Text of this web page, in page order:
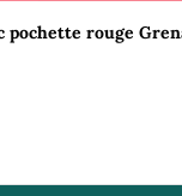
pochette rouge